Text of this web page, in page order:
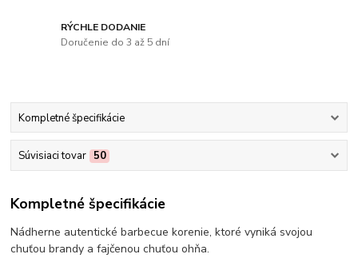
RÝCHLE DODANIE
Doručenie do 3 až 5 dní
Kompletné špecifikácie
Súvisiaci tovar 50
Kompletné špecifikácie
Nádherne autentické barbecue korenie, ktoré vyniká svojou
chuťou brandy a fajčenou chuťou ohňa.